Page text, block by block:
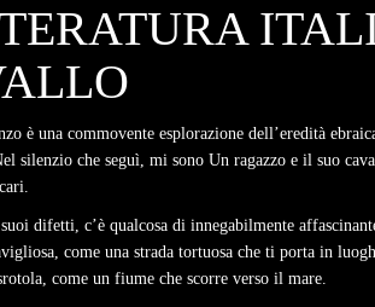
è una commovente esplorazione dell’eredità
silenzio che seguì, mi sono Un ragazzo e il suo
difetti, c’è qualcosa di innegabilmente
come una strada tortuosa che ti porta in
come un fiume che scorre verso il mare.